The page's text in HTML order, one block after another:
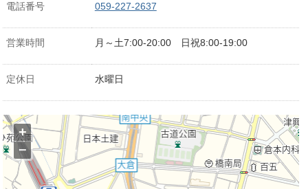
電話番号 059-227-2637
営業時間 月～土7:00-20:00 日祝8:00-19:00
定休日 水曜日
+
−